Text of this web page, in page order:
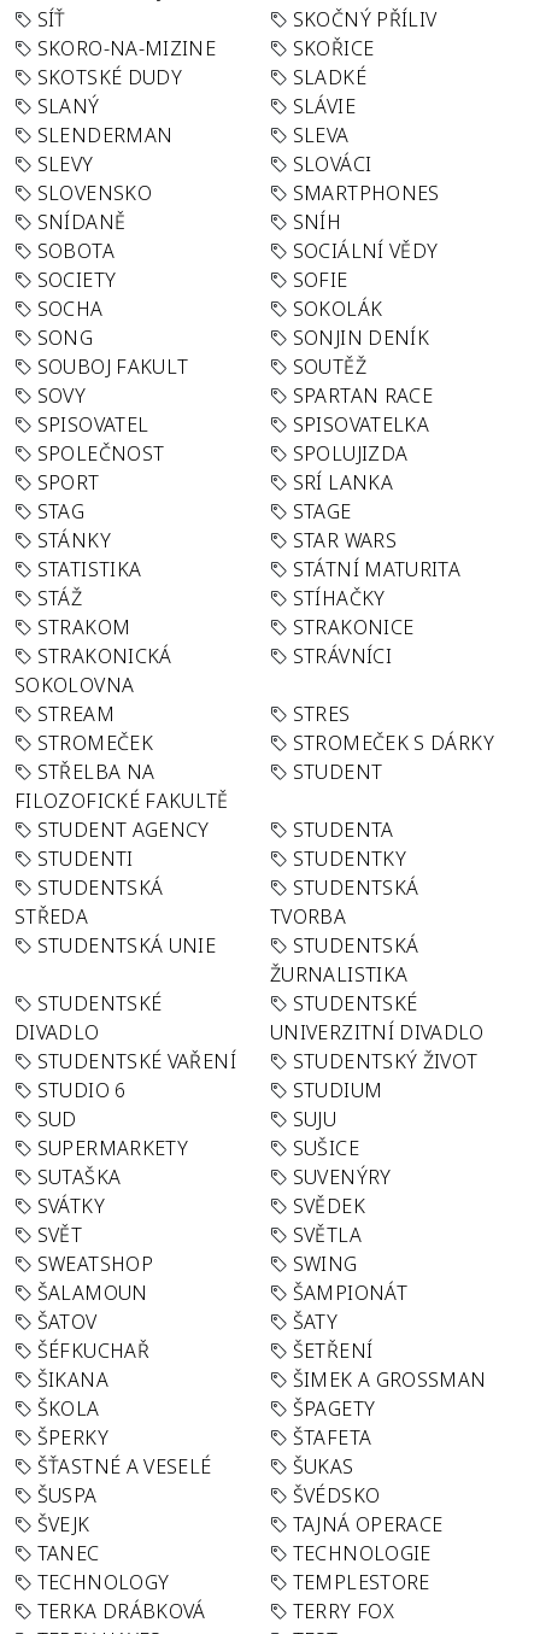
SÍŤ
SKOČNÝ PŘÍLIV
SKORO-NA-MIZINE
SKOŘICE
SKOTSKÉ DUDY
SLADKÉ
SLANÝ
SLÁVIE
SLENDERMAN
SLEVA
SLEVY
SLOVÁCI
SLOVENSKO
SMARTPHONES
SNÍDANĚ
SNÍH
SOBOTA
SOCIÁLNÍ VĚDY
SOCIETY
SOFIE
SOCHA
SOKOLÁK
SONG
SONJIN DENÍK
SOUBOJ FAKULT
SOUTĚŽ
SOVY
SPARTAN RACE
SPISOVATEL
SPISOVATELKA
SPOLEČNOST
SPOLUJIZDA
SPORT
SRÍ LANKA
STAG
STAGE
STÁNKY
STAR WARS
STATISTIKA
STÁTNÍ MATURITA
STÁŽ
STÍHAČKY
STRAKOM
STRAKONICE
STRAKONICKÁ
SOKOLOVNA
STRÁVNÍCI
STREAM
STRES
STROMEČEK
STROMEČEK S DÁRKY
STŘELBA NA
FILOZOFICKÉ FAKULTĚ
STUDENT
STUDENT AGENCY
STUDENTA
STUDENTI
STUDENTKY
STUDENTSKÁ
STŘEDA
STUDENTSKÁ
TVORBA
STUDENTSKÁ UNIE
STUDENTSKÁ
ŽURNALISTIKA
STUDENTSKÉ
DIVADLO
STUDENTSKÉ
UNIVERZITNÍ DIVADLO
STUDENTSKÉ VAŘENÍ
STUDENTSKÝ ŽIVOT
STUDIO 6
STUDIUM
SUD
SUJU
SUPERMARKETY
SUŠICE
SUTAŠKA
SUVENÝRY
SVÁTKY
SVĚDEK
SVĚT
SVĚTLA
SWEATSHOP
SWING
ŠALAMOUN
ŠAMPIONÁT
ŠATOV
ŠATY
ŠÉFKUCHAŘ
ŠETŘENÍ
ŠIKANA
ŠIMEK A GROSSMAN
ŠKOLA
ŠPAGETY
ŠPERKY
ŠTAFETA
ŠŤASTNÉ A VESELÉ
ŠUKAS
ŠUSPA
ŠVÉDSKO
ŠVEJK
TAJNÁ OPERACE
TANEC
TECHNOLOGIE
TECHNOLOGY
TEMPLESTORE
TERKA DRÁBKOVÁ
TERRY FOX